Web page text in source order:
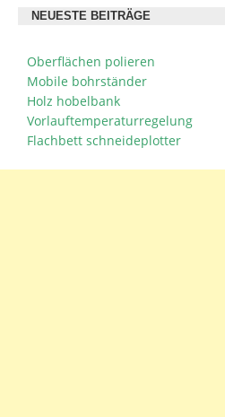
NEUESTE BEITRÄGE
Oberflächen polieren
Mobile bohrständer
Holz hobelbank
Vorlauftemperaturregelung
Flachbett schneideplotter